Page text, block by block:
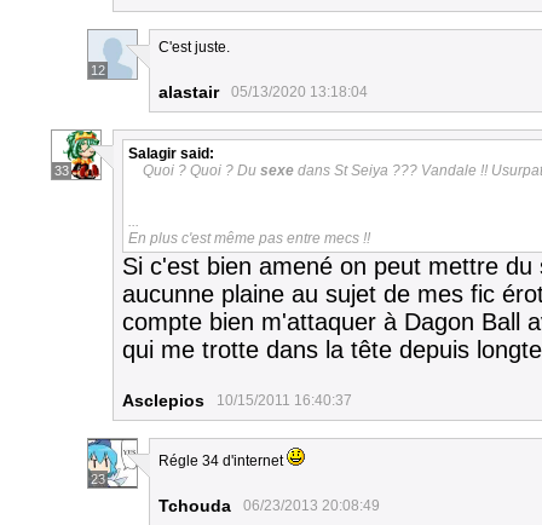
12
C'est juste.
alastair 05/13/2020 13:18:04
33
Salagir said:
Quoi ? Quoi ? Du sexe dans St Seiya ??? Vandale !!
...
En plus c'est même pas entre mecs !!
Si c'est bien amené on peut mettre
aucunne plaine au sujet de mes fic
compte bien m'attaquer à Dagon Ball
qui me trotte dans la tête depuis
Asclepios 10/15/2011 16:40:37
23
Régle 34 d'internet
Tchouda 06/23/2013 20:08:49